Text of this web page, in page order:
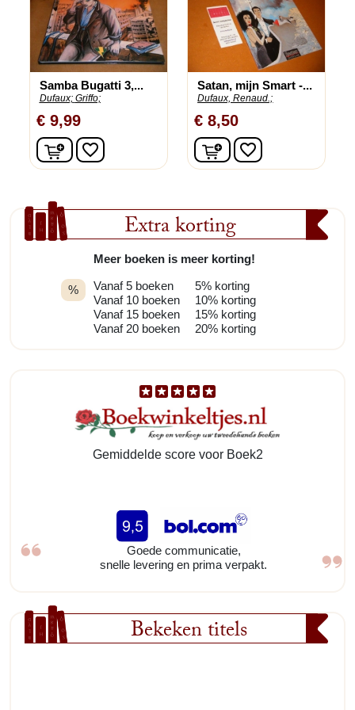
Extra korting
%
Meer boeken is meer korting!
Vanaf 5 boeken
Vanaf 10 boeken
Vanaf 15 boeken
Vanaf 20 boeken
5% korting
10% korting
15% korting
20% korting
Gemiddelde score voor Boek2
Goede communicatie,
snelle levering en prima verpakt.
Bekeken titels
Samba Bugatti 3,...
Dufaux; Griffo;
€ 9,99
In winkelwagen
favorite_border
Satan, mijn Smart -...
Dufaux, Renaud.;
€ 8,50
In winkelwagen
favorite_border